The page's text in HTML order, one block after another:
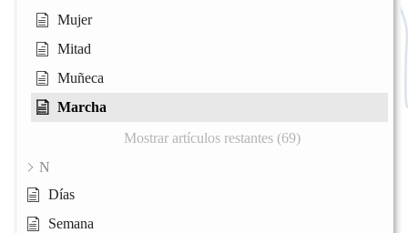
Mujer
Mitad
Muñeca
Marcha
Mostrar artículos restantes (69)
N
Días
Semana